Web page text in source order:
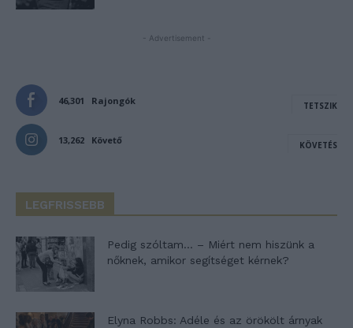
- Advertisement -
46,301 Rajongók TETSZIK
13,262 Követő KÖVETÉS
LEGFRISSEBB
Pedig szóltam… – Miért nem hiszünk a
nőknek, amikor segítséget kérnek?
Elyna Robbs: Adéle és az örökölt árnyak